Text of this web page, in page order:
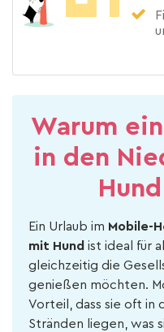
Warum
in den
Ein Urlaub im Mobile-
mit Hund ist ideal für
gleichzeitig die
genießen möchten.
Vorteil, dass sie oft in
Stränden liegen, was